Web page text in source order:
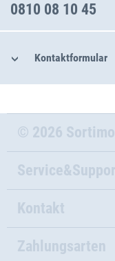
0810 08 10 45
Kontaktformular
© 2026
Kontakt
Zahlungsarten